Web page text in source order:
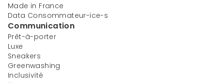
Made in France
Data Consommateur-ice-s
Communication
Prêt-à-porter
Luxe
Sneakers
Greenwashing
Inclusivité